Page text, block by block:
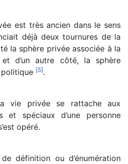
est très ancien dans le sens
déjà deux tournures de la
la sphère privée associée à la
d’un autre côté, la sphère
[5].
vie privée se rattache aux
et spéciaux d’une personne
opéré.
définition ou d’énumération